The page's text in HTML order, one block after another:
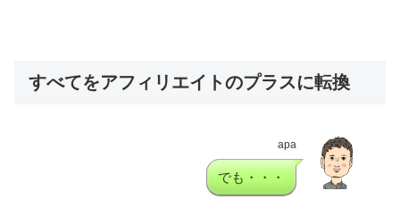
すべてをアフィリエイトのプラスに転換
apa
でも・・・